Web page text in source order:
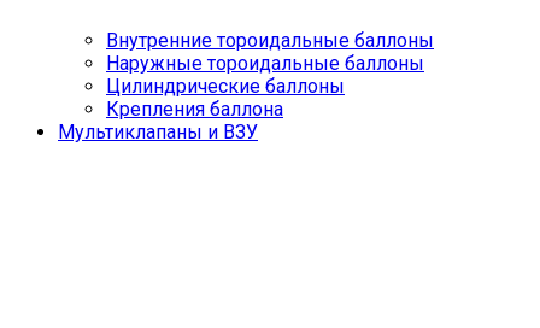
Внутренние тороидальные баллоны
Наружные тороидальные баллоны
Цилиндрические баллоны
Крепления баллона
Мультиклапаны и ВЗУ